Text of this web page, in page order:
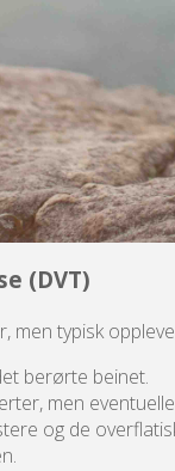
(DVT)
men typisk
berørte beinet.
men
og de